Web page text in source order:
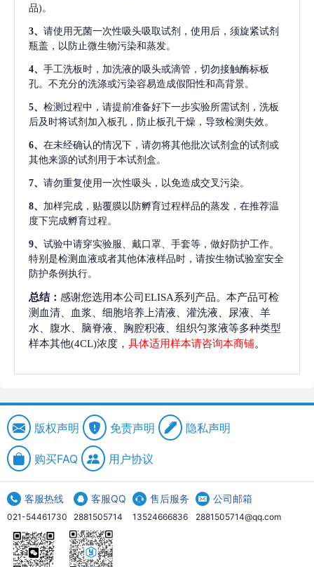
品)。
3、 请使用无菌一次性吸头吸取试剂，使用后，须旋紧试剂
瓶盖，以防止微生物污染和蒸发。
4、 手工洗板时，加洗液的吸头或滴管，切勿接触酶标板
孔。不充分的洗涤或污染容易造成假阳性和高背景。
5、 检测过程中，请提前准备好下一步实验所需试剂，洗板
后及时将试剂加入板孔，防止板孔干燥，导致检测失效。
6、 在未经确认的情况下，请勿将其他批次试剂盒的试剂或
其他来源的试剂用于本试剂盒。
7、 请勿重复使用一次性吸头，以免造成交叉污染。
8、 加样完成，贴覆膜以防孵育过程样品的蒸发，在推荐温
度下完成孵育过程。
9、 试验中请穿实验服、戴口罩、手套等，做好防护工作。
特别是检测血液或者其他体液样品时，请按生物试验室安全
防护条例执行。
总结： 感谢您选用本公司ELISA系列产品。本产品可检
测血清、血浆、细胞培养上清液、灌洗液、尿液、羊
水、腹水、脑脊液、胸腔积液、组织匀浆液等多种类型
样本其他(4CL)浓度， 具体适用样本请咨询本商铺。
版权声明 免责声明 隐私声明
购买FAQ 用户协议
客服热线
021-54461730
客服QQ
2881505714
售后服务
13524666836
公司邮箱
2881505714@qq.com